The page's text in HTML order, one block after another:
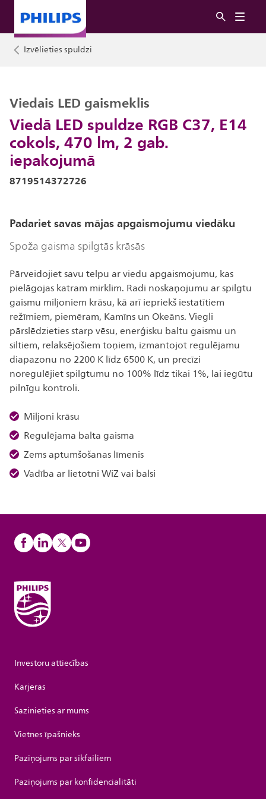
Izvēlieties spuldzi
Viedā LED spuldze RGB C37, E14
cokols, 470 lm, 2 gab.
iepakojumā
Viedais LED gaismeklis
8719514372726
Padariet savas mājas apgaismojumu viedāku
Spoža gaisma spilgtās krāsās
Pārveidojiet savu telpu ar viedu apgaismojumu, kas
pielāgojas katram mirklim. Radi noskaņojumu ar spilgtu
gaismu miljoniem krāsu, kā arī iepriekš iestatītiem
režīmiem, piemēram, Kamīns un Okeāns. Viegli
pārslēdzieties starp vēsu, enerģisku baltu gaismu un
siltiem, relaksējošiem toņiem, izmantojot regulējamu
diapazonu no 2200 K līdz 6500 K, un precīzi
noregulējiet spilgtumu no 100% līdz tikai 1%, lai iegūtu
pilnīgu kontroli.
Miljoni krāsu
Regulējama balta gaisma
Zems aptumšošanas līmenis
Vadība ar lietotni WiZ vai balsi
Investoru attiecības
Karjeras
Sazinieties ar mums
Vietnes īpašnieks
Paziņojums par sīkfailiem
Paziņojums par konfidencialitāti